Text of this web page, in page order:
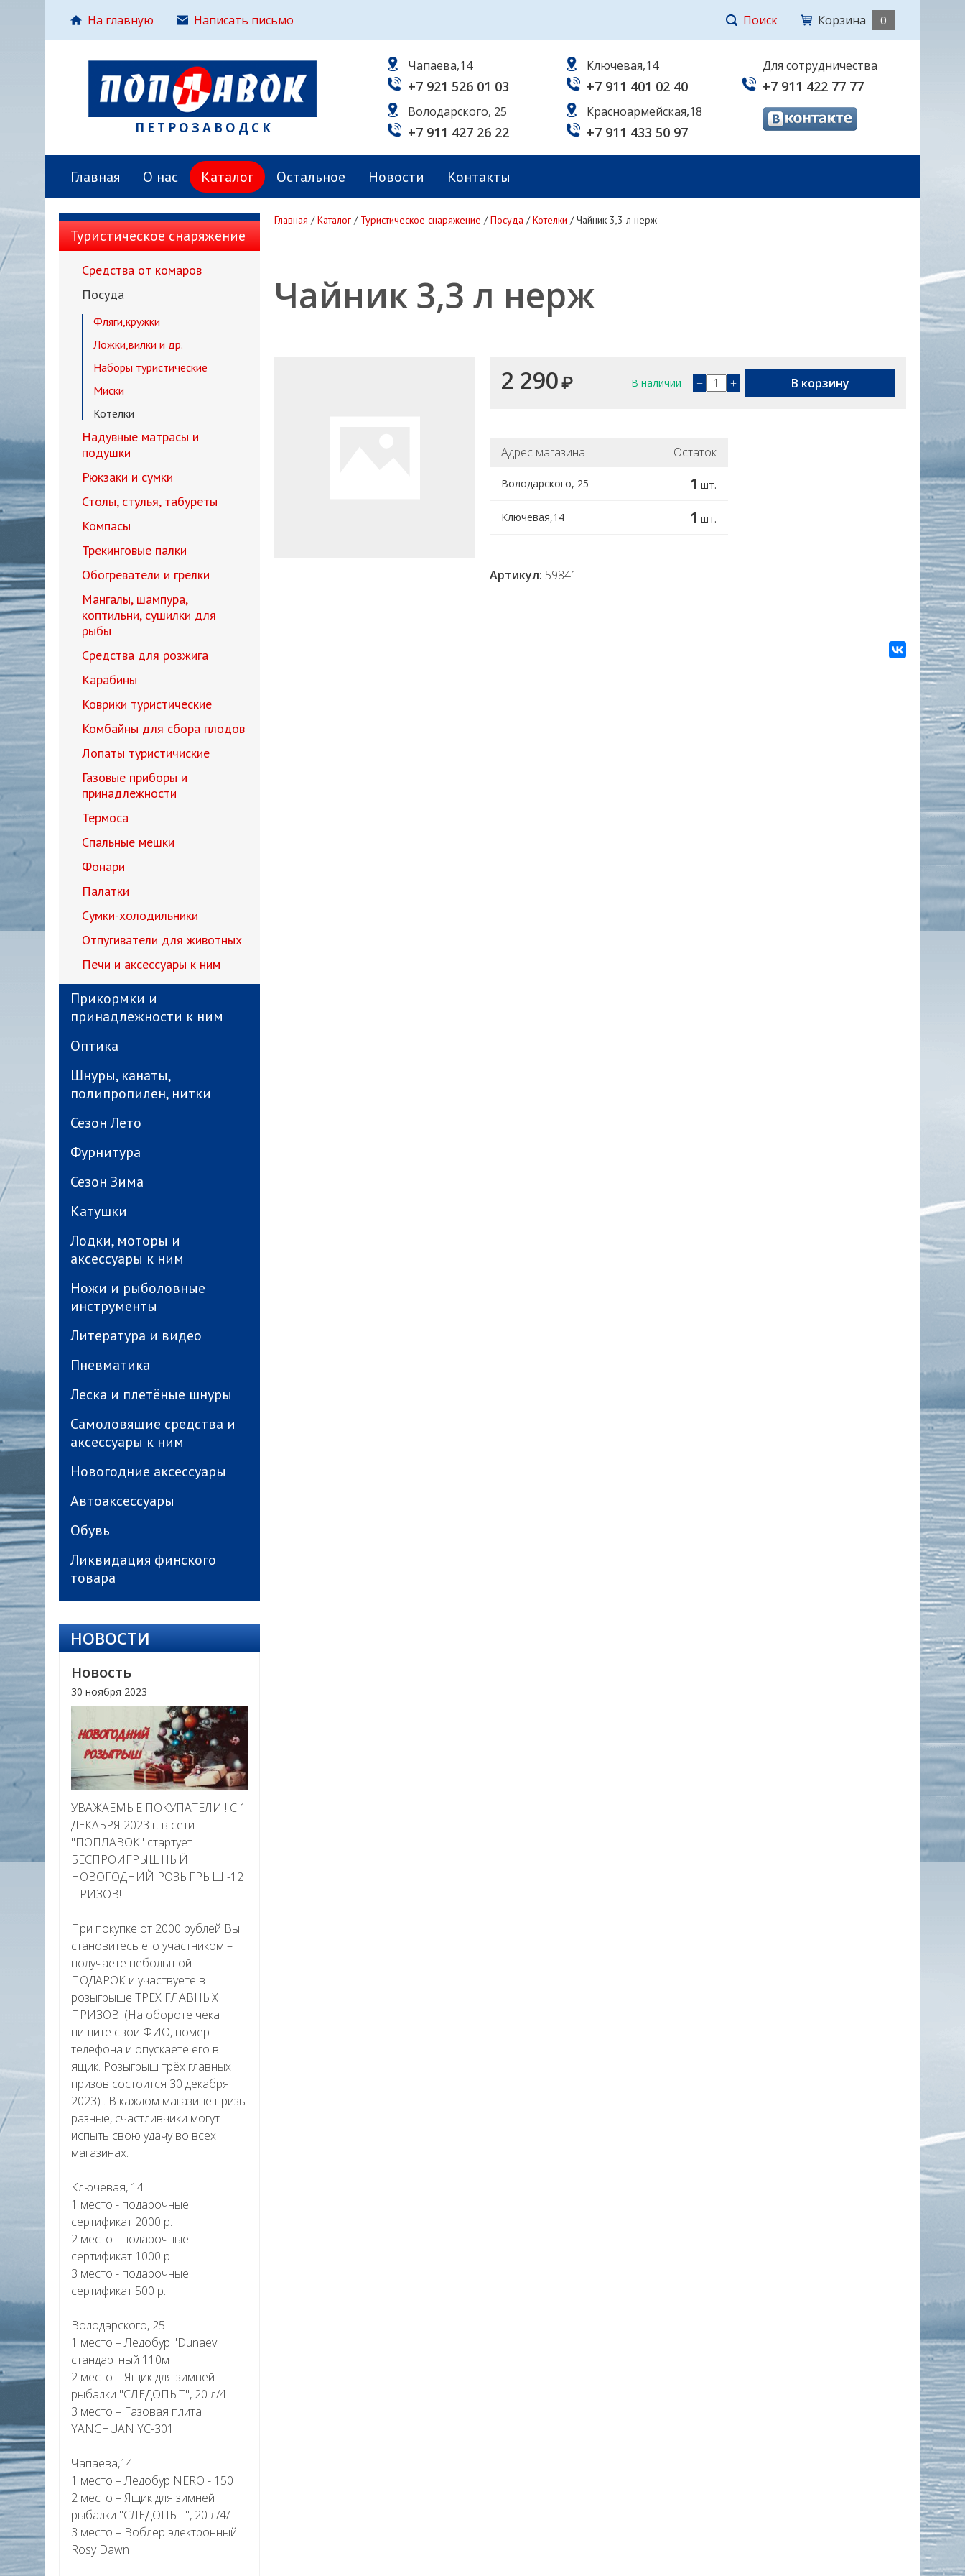
На главную Написать письмо Поиск Корзина 0
ПЕТРОЗАВОДСК
Чапаева,14
+7 921 526 01 03
Володарского, 25
+7 911 427 26 22
Ключевая,14
+7 911 401 02 40
Красноармейская,18
+7 911 433 50 97
Для сотрудничества
+7 911 422 77 77
Главная О нас Каталог Остальное Новости Контакты
Туристическое снаряжение
Средства от комаров
Посуда
Фляги,кружки
Ложки,вилки и др.
Наборы туристические
Миски
Котелки
Надувные матрасы и
подушки
Рюкзаки и сумки
Столы, стулья, табуреты
Компасы
Трекинговые палки
Обогреватели и грелки
Мангалы, шампура,
коптильни, сушилки для
рыбы
Средства для розжига
Карабины
Коврики туристические
Комбайны для сбора плодов
Лопаты туристичиские
Газовые приборы и
принадлежности
Термоса
Спальные мешки
Фонари
Палатки
Сумки-холодильники
Отпугиватели для животных
Печи и аксессуары к ним
Прикормки и
принадлежности к ним
Оптика
Шнуры, канаты,
полипропилен, нитки
Сезон Лето
Фурнитура
Сезон Зима
Катушки
Лодки, моторы и
аксессуары к ним
Ножи и рыболовные
инструменты
Литература и видео
Пневматика
Леска и плетёные шнуры
Самоловящие средства и
аксессуары к ним
Новогодние аксессуары
Автоаксессуары
Обувь
Ликвидация финского
товара
НОВОСТИ
Новость
30 ноября 2023
УВАЖАЕМЫЕ ПОКУПАТЕЛИ‼ С 1
ДЕКАБРЯ 2023 г. в сети
"ПОПЛАВОК" стартует
БЕСПРОИГРЫШНЫЙ
НОВОГОДНИЙ РОЗЫГРЫШ -12
ПРИЗОВ!
При покупке от 2000 рублей Вы
становитесь его участником –
получаете небольшой
ПОДАРОК и участвуете в
розыгрыше ТРЕХ ГЛАВНЫХ
ПРИЗОВ .(На обороте чека
пишите свои ФИО, номер
телефона и опускаете его в
ящик. Розыгрыш трёх главных
призов состоится 30 декабря
2023) . В каждом магазине призы
разные, счастливчики могут
испыть свою удачу во всех
магазинах.
Ключевая, 14
1 место - подарочные
сертификат 2000 р.
2 место - подарочные
сертификат 1000 р
3 место - подарочные
сертификат 500 р.
Володарского, 25
1 место – Ледобур "Dunaev"
стандартный 110м
2 место – Ящик для зимней
рыбалки "СЛЕДОПЫТ", 20 л/4
3 место – Газовая плита
YANCHUAN YC-301
Чапаева,14
1 место – Ледобур NERO - 150
2 место – Ящик для зимней
рыбалки "СЛЕДОПЫТ", 20 л/4/
3 место – Воблер электронный
Rosy Dawn
Главная /Каталог / Туристическое снаряжение /Посуда /Котелки /Чайник 3,3 л нерж
Чайник 3,3 л нерж
2 290₽ В наличии − + В корзину
Адрес магазина Остаток
Володарского, 25 1 шт.
Ключевая,14 1 шт.
Артикул: 59841